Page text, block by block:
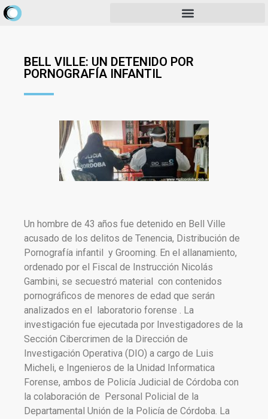
BELL VILLE: UN DETENIDO POR
PORNOGRAFÍA INFANTIL
Un hombre de 43 años fue detenido en Bell Ville
acusado de los delitos de Tenencia, Distribución de
Pornografía infantil y Grooming. En el allanamiento,
ordenado por el Fiscal de Instrucción Nicolás
Gambini, se secuestró material con contenidos
pornográficos de menores de edad que serán
analizados en el laboratorio forense . La
investigación fue ejecutada por Investigadores de la
Sección Cibercrimen de la Dirección de
Investigación Operativa (DIO) a cargo de Luis
Micheli, e Ingenieros de la Unidad Informatica
Forense, ambos de Policía Judicial de Córdoba con
la colaboración de Personal Policial de la
Departamental Unión de la Policía de Córdoba. La